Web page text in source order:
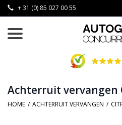
+ 31 (0) 85 027 00 55
Achterruit vervangen
HOME / ACHTERRUIT VERVANGEN /